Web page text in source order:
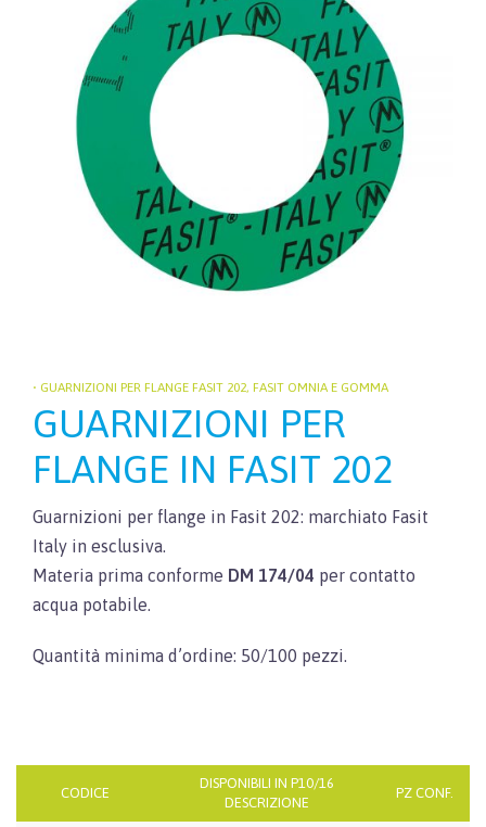
• GUARNIZIONI PER FLANGE FASIT 202, FASIT OMNIA E GOMMA
GUARNIZIONI PER
FLANGE IN FASIT 202
Guarnizioni per flange in Fasit 202: marchiato Fasit
Italy in esclusiva.
Materia prima conforme DM 174/04 per contatto
acqua potabile.
Quantità minima d’ordine: 50/100 pezzi.
CODICE
DISPONIBILI IN P10/16
DESCRIZIONE
PZ CONF.